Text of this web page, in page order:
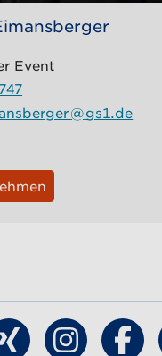
Event
@gs1.de